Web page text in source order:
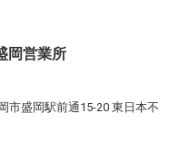
岡営業所
盛岡駅前通15-20 東日本不